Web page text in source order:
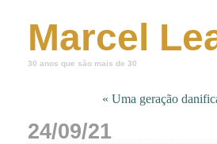
Marcel
30 anos que são mais de 30
« Uma geração
24/09/21